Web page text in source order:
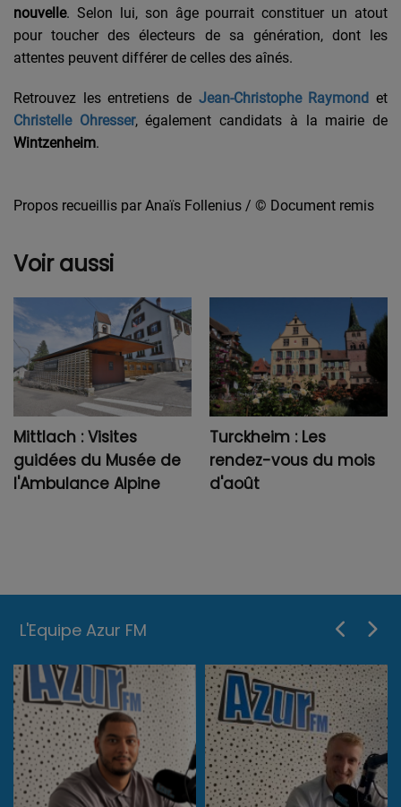
nouvelle. Selon lui, son âge pourrait constituer un atout
pour toucher des électeurs de sa génération, dont les
attentes peuvent différer de celles des aînés.
Retrouvez les entretiens de Jean-Christophe Raymond et
Christelle Ohresser, également candidats à la mairie de
Wintzenheim.
Propos recueillis par Anaïs Follenius / © Document remis
Voir aussi
Mittlach : Visites
guidées du Musée de
l'Ambulance Alpine
Turckheim : Les
rendez-vous du mois
d'août
L'Equipe Azur FM